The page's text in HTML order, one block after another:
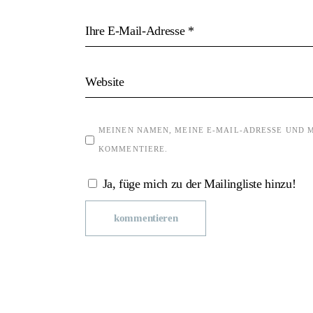
MEINEN NAMEN, MEINE E-MAIL-ADRESSE UND
KOMMENTIERE.
Ja, füge mich zu der Mailingliste hinzu!
kommentieren